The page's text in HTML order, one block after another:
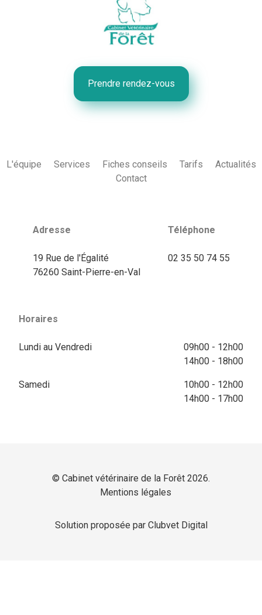
Prendre rendez-vous
L'équipe Services Fiches conseils Tarifs
Actualités
Contact
Adresse
19 Rue de l'Égalité
76260 Saint-Pierre-en-Val
Téléphone
02 35 50 74 55
Horaires
Lundi au Vendredi
09h00 - 12h00
14h00 - 18h00
Samedi
10h00 - 12h00
14h00 - 17h00
© Cabinet vétérinaire de la Forêt 2026.
Mentions légales
Solution proposée par Clubvet Digital